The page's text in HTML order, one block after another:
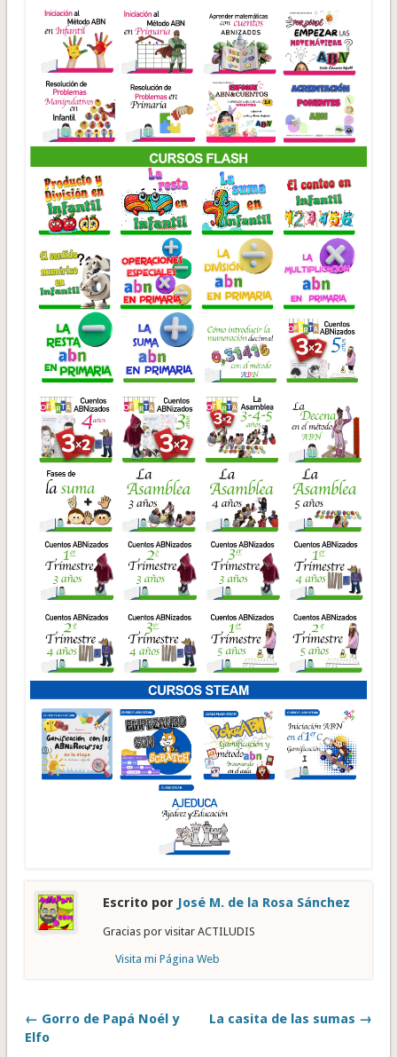
Escrito por José M. de la Rosa Sánchez
Gracias por visitar ACTILUDIS
Visita mi Página Web
← Gorro de Papá Noél y
Elfo
La casita de las sumas →